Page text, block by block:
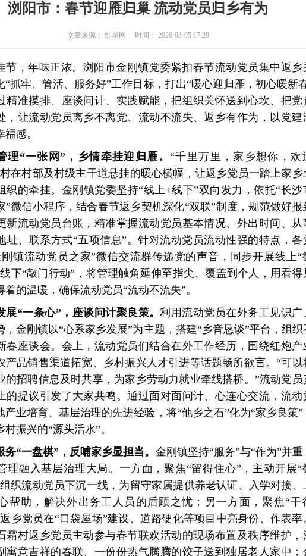
浏阳市：春节迎雁归巢 流动党员归乡有为
文章来源： 红星网 时间： 2026-03-05 17:29
节，年味正浓。浏阳市金刚镇党委紧扣春节流动党员集中返乡
“抓牢、管活、服务好”工作目标，打出“暖心迎归雁，初心暖新
精准摸排、座谈问计、实践赋能，把组织关怀送到心坎、把党
，让流动党员离乡不离党、流动不流失、返乡有作为，以党建
感。
理“一张网”，乡情牵挂迎归雁。 “千里万里，家乡想你，欢
在村部及村级主干道悬挂的暖心横幅，让返乡党员一踏上家乡
织的牵挂。金刚镇党委坚持“线上+线下”双向发力，依托“长沙
”微信小程序，结合春节返乡契机深化“双联”制度，规范做好报
新流动党员台账，精准掌握流动党员基本情况、外出时间、从
址、联系方式“五项信息”。针对流动党员流动性强的特点，各
镇流动党员之家”微信交流群传递党的声音，同步开展线上“
下“敲门行动”，将管理触角延伸至指尖、覆盖到个人，用看得
着的温暖，确保流动党员“流动不流失”。
展“一条心”，座谈问计聚良策。利用流动党员在外务工见识广
，金刚镇以“心系家乡发展”为主题，搭建“乡音恳谈”平台，组织
春座谈会。会上，流动党员们结合在外工作经历，围绕红炮产
产品销售渠道拓宽、乡村振兴人才引进等话题畅所欲言。“可以
的招聘信息及时共享，为家乡劳动力就业牵线搭桥。”流动党员
的提议引发了大家共鸣。通过面对面问计、心连心交流，流动
产业培育、基层治理的先进经验，将“他乡之石”化为“家乡良策”
振兴的“源头活水”。
务“一盘棋”，反哺家乡显担当。 金刚镇坚持“服务”与“作为”并重
理融入基层治理大局。一方面，聚焦“留得住心”，主动开展“
织流动党员下沉一线，为留守家属提供养老认证、入学对接、
帮助，解决外出务工人员的后顾之忧；另一方面，聚焦“干
乡党员在“口袋屋场”建设、道路硬化等项目中亮身份、作表率
霜村返乡党员主动参与春节联欢活动的现场布置及秩序维护，
寓意吉祥的春联、一份份热气腾腾的饺子送到独居老人家中；